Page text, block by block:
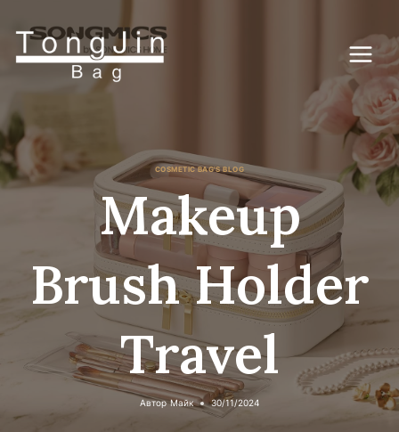
контенту
COSMETIC BAG'S BLOG
Makeup
Brush Holder
Travel
Автор Майк 30/11/2024